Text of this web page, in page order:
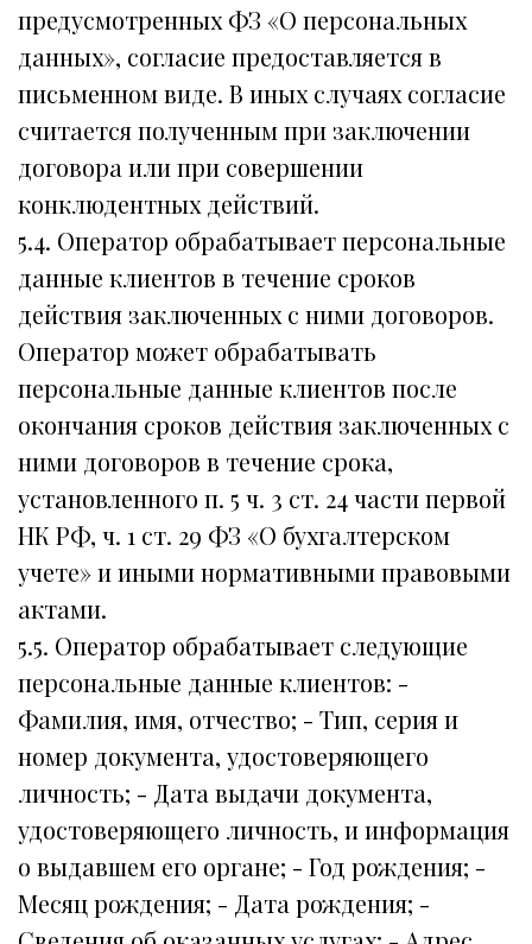
предусмотренных ФЗ «О персональных
данных», согласие предоставляется в
письменном виде. В иных случаях согласие
считается полученным при заключении
договора или при совершении
конклюдентных действий.
5.4. Оператор обрабатывает персональные
данные клиентов в течение сроков
действия заключенных с ними договоров.
Оператор может обрабатывать
персональные данные клиентов после
окончания сроков действия заключенных с
ними договоров в течение срока,
установленного п. 5 ч. 3 ст. 24 части первой
НК РФ, ч. 1 ст. 29 ФЗ «О бухгалтерском
учете» и иными нормативными правовыми
актами.
5.5. Оператор обрабатывает следующие
персональные данные клиентов: -
Фамилия, имя, отчество; - Тип, серия и
номер документа, удостоверяющего
личность; - Дата выдачи документа,
удостоверяющего личность, и информация
о выдавшем его органе; - Год рождения; -
Месяц рождения; - Дата рождения; -